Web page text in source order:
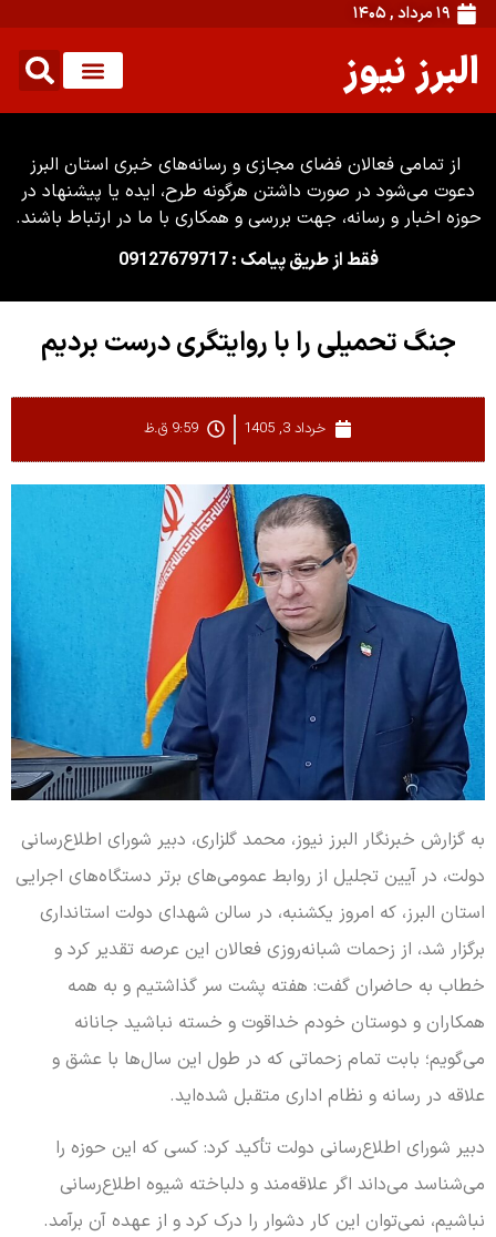
۱۹ مرداد , ۱۴۰۵
البرز نیوز
از تمامی فعالان فضای مجازی و رسانه‌های خبری استان البرز
دعوت می‌شود در صورت داشتن هرگونه طرح، ایده یا پیشنهاد در
حوزه اخبار و رسانه، جهت بررسی و همکاری با ما در ارتباط باشند.
فقط از طریق پیامک : 09127679717
جنگ تحمیلی را با روایتگری درست بردیم
خرداد 3, 1405 9:59 ق.ظ
به گزارش خبرنگار البرز نیوز، محمد گلزاری، دبیر شورای اطلاع‌رسانی
دولت، در آیین تجلیل از روابط عمومی‌های برتر دستگاه‌های اجرایی
استان البرز، که امروز یکشنبه، در سالن شهدای دولت استانداری
برگزار شد، از زحمات شبانه‌روزی فعالان این عرصه تقدیر کرد و
خطاب به حاضران گفت: هفته پشت سر گذاشتیم و به همه
همکاران و دوستان خودم خداقوت و خسته نباشید جانانه
می‌گویم؛ بابت تمام زحماتی که در طول این سال‌ها با عشق و
علاقه در رسانه و نظام اداری متقبل شده‌اید.
دبیر شورای اطلاع‌رسانی دولت تأکید کرد: کسی که این حوزه را
می‌شناسد می‌داند اگر علاقه‌مند و دلباخته شیوه اطلاع‌رسانی
نباشیم، نمی‌توان این کار دشوار را درک کرد و از عهده آن برآمد.